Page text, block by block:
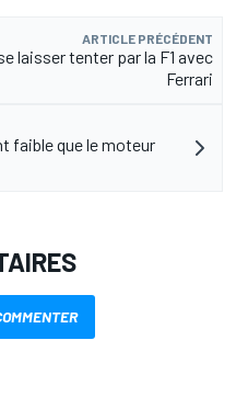
ARTICLE PRÉCÉDENT
laisser tenter par la F1 avec
Ferrari
faible que le moteur